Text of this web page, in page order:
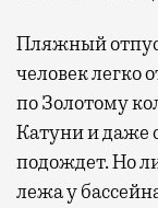
Пляжный
человек легко
по Золотому
Катуни и даже
подождет. Но
лежа у